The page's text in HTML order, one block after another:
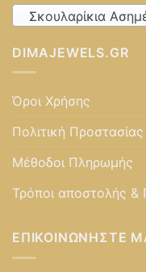
Σκουλαρίκια
DIMAJEWELS.GR
Όροι Χρήσης
Πολιτική
Μέθοδοι Πληρωμής
Τρόποι αποστολής &
ΕΠΙΚΟΙΝΩΝΉΣΤΕ